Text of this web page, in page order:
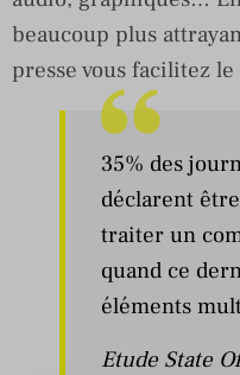
beaucoup plus
presse vous facilitez
35% des
déclarent
traiter un
quand ce
éléments
Etude State